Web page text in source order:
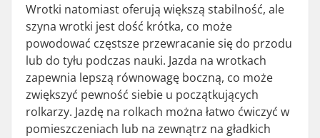
Wrotki natomiast oferują większą stabilność, ale
szyna wrotki jest dość krótka, co może
powodować częstsze przewracanie się do przodu
lub do tyłu podczas nauki. Jazda na wrotkach
zapewnia lepszą równowagę boczną, co może
zwiększyć pewność siebie u początkujących
rolkarzy. Jazdę na rolkach można łatwo ćwiczyć w
pomieszczeniach lub na zewnątrz na gładkich